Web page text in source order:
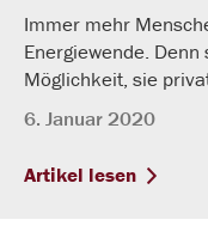
Immer mehr
Energiewende.
Möglichkeit, sie
6. Januar 2020
Artikel lesen